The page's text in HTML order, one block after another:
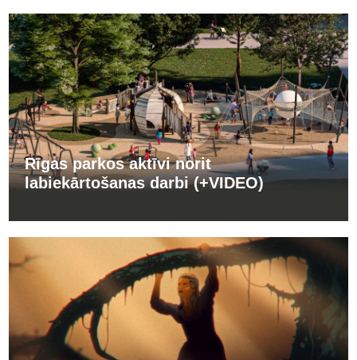
Rīgas parkos aktīvi norit
labiekārtošanas darbi (+VIDEO)